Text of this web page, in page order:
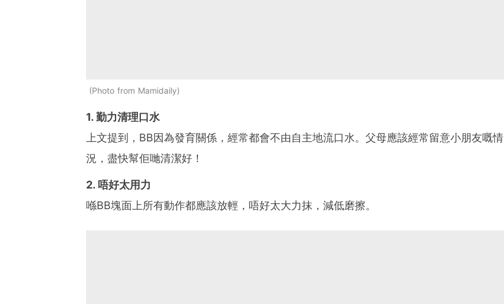
Photo from Mamidaily
1. 勤力清理口水
上文提到，BB因為發育關係，經常都會不由自主地流口水。父母應該經常留意小朋友嘅情
況，盡快幫佢哋清潔好！
2. 唔好太用力
喺BB塊面上所有動作都應該放輕，唔好太大力抹，減低磨擦。